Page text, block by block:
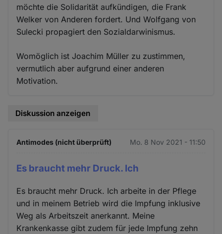
möchte die Solidarität aufkündigen, die Frank
Welker von Anderen fordert. Und Wolfgang von
Sulecki propagiert den Sozialdarwinismus.
Womöglich ist Joachim Müller zu zustimmen,
vermutlich aber aufgrund einer anderen
Motivation.
Diskussion anzeigen
Antimodes (nicht überprüft) Mo. 8 Nov 2021 - 11:50
Es braucht mehr Druck. Ich
Es braucht mehr Druck. Ich arbeite in der Pflege
und in meinem Betrieb wird die Impfung inklusive
Weg als Arbeitszeit anerkannt. Meine
Krankenkasse gibt zudem für jede Impfung zehn